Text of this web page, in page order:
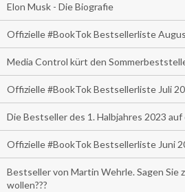
Elon Musk - Die Biografie
Offizielle #BookTok Bestsellerliste
Media Control kürt den
Offizielle #BookTok Bestsellerliste Juli
Die Bestseller des 1. Halbjahres 2023 auf
Offizielle #BookTok Bestsellerliste Juni
Bestseller von Martin Wehrle. Sagen Sie
wollen???